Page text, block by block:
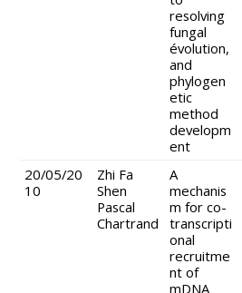
resolving
fungal
évolution,
and
phylogen
etic
method
developm
ent
20/05/20
10
Zhi Fa
Shen
Pascal
Chartrand
A
mechanis
m for co-
transcripti
onal
recruitme
nt of
mDNA